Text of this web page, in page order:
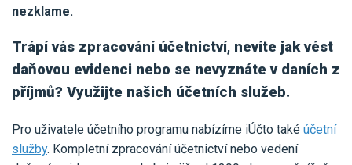
nezklame.
Trápí vás zpracování účetnictví, nevíte jak vést
daňovou evidenci nebo se nevyznáte v daních z
příjmů? Využijte našich účetních služeb.
Pro uživatele účetního programu nabízíme iÚčto také účetní
služby. Kompletní zpracování účetnictví nebo vedení